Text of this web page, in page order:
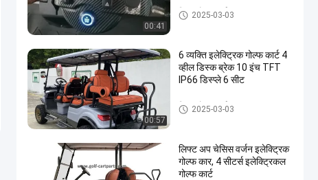
00:41
विद्युत गोल्फ कार्ट
2025-03-03
00:57
6 व्यक्ति इलेक्ट्रिक गोल्फ कार्ट 4
व्हील डिस्क ब्रेक 10 इंच TFT
IP66 डिस्प्ले 6 सीट
विद्युत गोल्फ कार्ट
2025-03-03
लिफ्ट अप चेसिस वर्जन इलेक्ट्रिक
गोल्फ कार, 4 सीटर्स इलेक्ट्रिकल
गोल्फ कार्ट